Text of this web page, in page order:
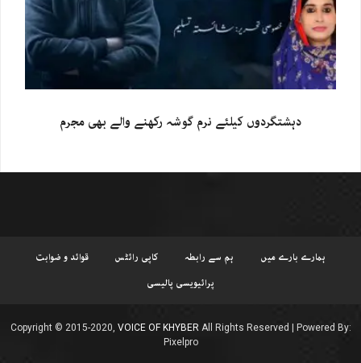
دہشتگردوں کیلئے نرم گوشہ رکھنے والے بھی مجرم
ہمارے بارے میں ہم سے رابطہ کاپی رائٹس
قوائد و ضوابت
پرائیویسی پالیسی
Copyright © 2015-2020, VOICE OF KHYBERAll Rights Reserved | Powered By:
Pixelpro